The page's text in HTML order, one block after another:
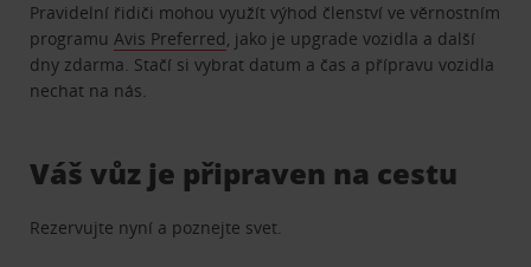
Pravidelní řidiči mohou využít výhod členství ve věrnostním
programuAvis Preferred, jako je upgrade vozidla a další
dny zdarma. Stačí si vybrat datum a čas a přípravu vozidla
nechat na nás.
Váš vůz je připraven na cestu
Rezervujte nyní a poznejte svet.